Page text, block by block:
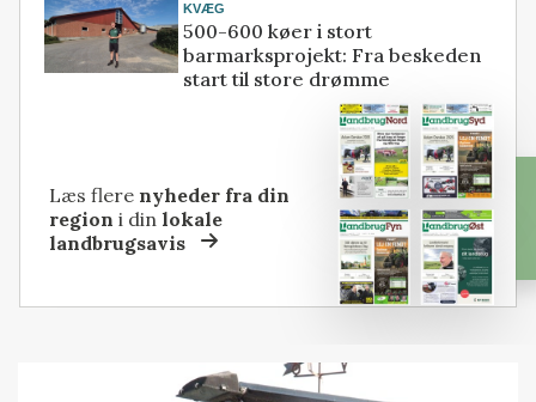
KVÆG
500-600 køer i stort
barmarksprojekt: Fra beskeden
start til store drømme
Læs flere nyheder fra din
region i dinlokale
landbrugsavis